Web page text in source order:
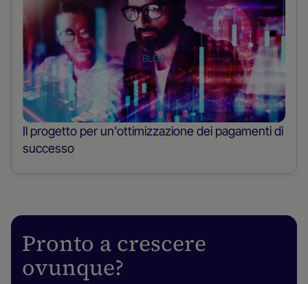
saperne
di
più
BLOG
Il progetto per un'ottimizzazione dei pagamenti di
successo
Pronto a crescere
ovunque?